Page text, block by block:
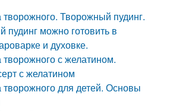
творожного. Творожный пудинг.
пудинг можно готовить в
и духовке.
творожного с желатином.
с желатином
творожного для детей. Основы